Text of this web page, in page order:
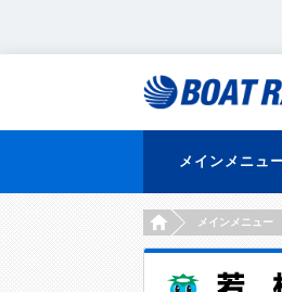
メインメニュ
HOMEメインメニュー